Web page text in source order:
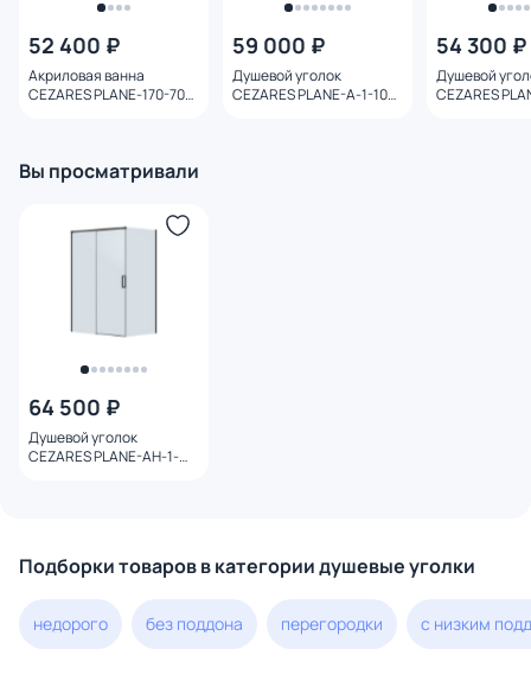
52 400 ₽
Акриловая ванна
CEZARES PLANE-170-70-
59 000 ₽
Душевой уголок
CEZARES PLANE-A-1-100-
54 300 ₽
Душевой
CEZARES
Вы просматривали
64 500 ₽
Душевой уголок
CEZARES PLANE-AH-1-
Подборки товаров в категории душевые уголки
недорого без поддона перегородки с низким